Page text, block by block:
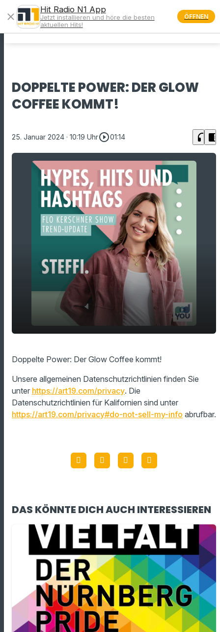
menu
DOPPELTE POWER: DER GLOW
COFFEE KOMMT!
25. Januar 2024 · 10:19 Uhrplay_circle_outline01:14 headphones chrome_reader_mode
play_arrow
Doppelte Power: Der Glow Coffee kommt!
Unsere allgemeinen Datenschutzrichtlinien finden Sie
unter https://art19.com/privacy. Die
Datenschutzrichtlinien für Kalifornien sind unter
https://art19.com/privacy#do-not-sell-my-info abrufbar.
DAS KÖNNTE DICH AUCH INTERESSIEREN
close
Hit Radio N1 App
Jetzt installieren und höre die besten
aktuellen Hits!
ÖFFNEN